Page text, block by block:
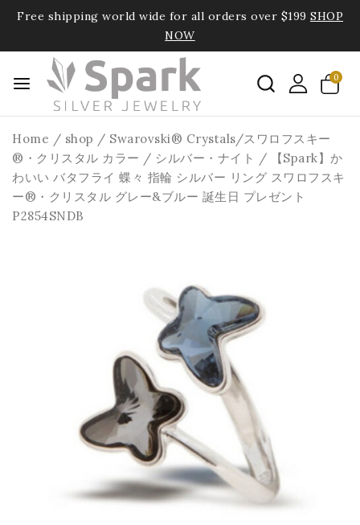
Free shipping world wide for all orders over $199 SHOP
NOW
0
Home / shop / Swarovski® Crystals/スワロフスキー
®・クリスタル カラー / シルバー・ナイト /
【Spark】か
わいい バタフライ 蝶々 指輪 シルバー リング スワロフスキ
ー®・クリスタル グレー&ブルー 誕生日 プレゼント
P2854SNDB